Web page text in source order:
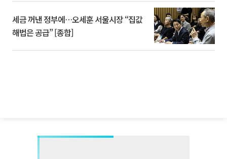
세금 꺼낸 정부에…오세훈 서울시장 “집값
해법은 공급” [종합]